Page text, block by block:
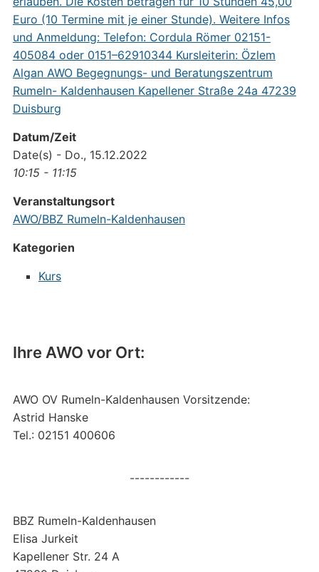
Ihre AWO vor Ort:
AWO OV Rumeln-Kaldenhausen Vorsitzende:
Astrid Hanske
Tel.: 02151 400606
------------
BBZ Rumeln-Kaldenhausen
Elisa Jurkeit
Kapellener Str. 24 A
Datum/Zeit
Date(s) - Do., 15.12.2022
10:15 - 11:15
Veranstaltungsort
AWO/BBZ Rumeln-Kaldenhausen
Kategorien
Kurs